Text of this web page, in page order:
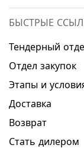
БЫСТРЫЕ
Тендерный
Отдел закупок
Этапы и
Доставка
Возврат
Стать дилером